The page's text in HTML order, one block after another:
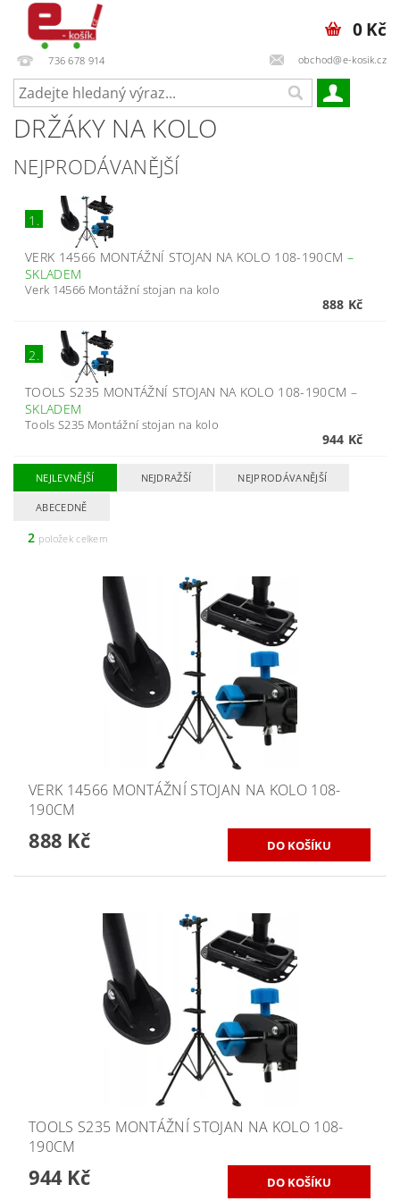
736 678 914 obchod@e-kosik.cz
0 Kč
DRŽÁKY NA KOLO
NEJPRODÁVANĚJŠÍ
1.
VERK 14566 MONTÁŽNÍ STOJAN NA KOLO 108-190CM –
SKLADEM
Verk 14566 Montážní stojan na kolo
888 Kč
2.
TOOLS S235 MONTÁŽNÍ STOJAN NA KOLO 108-190CM –
SKLADEM
Tools S235 Montážní stojan na kolo
944 Kč
NEJLEVNĚJŠÍ NEJDRAŽŠÍ NEJPRODÁVANĚJŠÍ
ABECEDNĚ
2 položek celkem
VERK 14566 MONTÁŽNÍ STOJAN NA KOLO 108-
190CM
888 Kč
TOOLS S235 MONTÁŽNÍ STOJAN NA KOLO 108-
190CM
944 Kč